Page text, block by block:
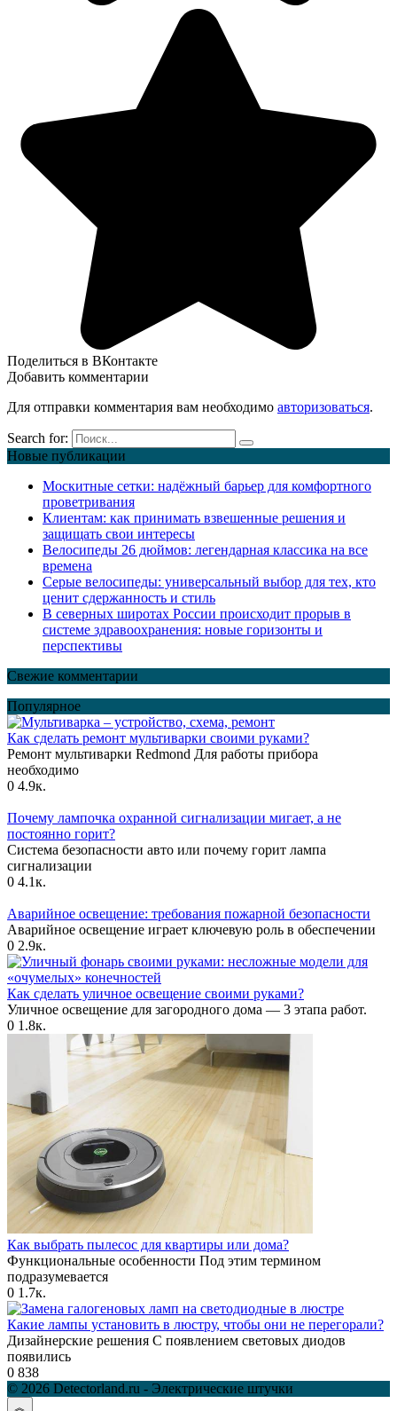
Поделиться в ВКонтакте
Добавить комментарии
Для отправки комментария вам необходимо авторизоваться.
Search for:
Новые публикации
Москитные сетки: надёжный барьер для комфортного
проветривания
Клиентам: как принимать взвешенные решения и
защищать свои интересы
Велосипеды 26 дюймов: легендарная классика на все
времена
Серые велосипеды: универсальный выбор для тех, кто
ценит сдержанность и стиль
В северных широтах России происходит прорыв в
системе здравоохранения: новые горизонты и
перспективы
Свежие комментарии
Популярное
Как сделать ремонт мультиварки своими руками?
Ремонт мультиварки Redmond Для работы прибора
необходимо
0 4.9к.
Почему лампочка охранной сигнализации мигает, а не
постоянно горит?
Система безопасности авто или почему горит лампа
сигнализации
0 4.1к.
Аварийное освещение: требования пожарной безопасности
Аварийное освещение играет ключевую роль в обеспечении
0 2.9к.
Как сделать уличное освещение своими руками?
Уличное освещение для загородного дома — 3 этапа работ.
0 1.8к.
Как выбрать пылесос для квартиры или дома?
Функциональные особенности Под этим термином
подразумевается
0 1.7к.
Какие лампы установить в люстру, чтобы они не перегорали?
Дизайнерские решения С появлением световых диодов
появились
0 838
© 2026 Detectorland.ru - Электрические штучки